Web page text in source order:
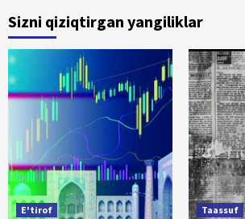
Sizni qiziqtirgan yangiliklar
E'tirof Taassuf